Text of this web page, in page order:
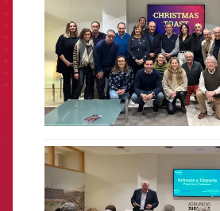
FCB Barcelona badge